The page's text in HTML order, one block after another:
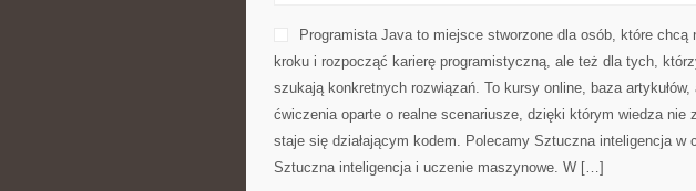
Programista Java to miejsce stworzone dla osób, które
kroku i rozpocząć karierę programistyczną, ale też dla tych,
szukają konkretnych rozwiązań. To kursy online, baza
ćwiczenia oparte o realne scenariusze, dzięki którym wiedza nie
staje się działającym kodem. Polecamy Sztuczna inteligencja w
Sztuczna inteligencja i uczenie maszynowe. W […]